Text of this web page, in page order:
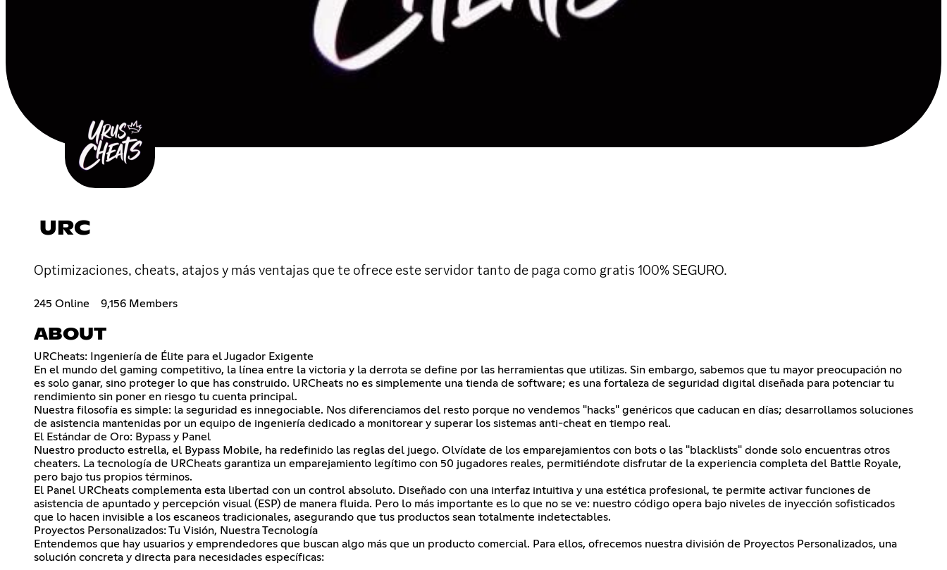
URC
Optimizaciones, cheats, atajos y más ventajas que te ofrece este servidor tanto de paga como gratis 100% SEGURO.
245 Online 9,156 Members
ABOUT
URCheats: Ingeniería de Élite para el Jugador Exigente
En el mundo del gaming competitivo, la línea entre la victoria y la derrota se define por las herramientas que utilizas. Sin embargo, sabemos que tu mayor preocupación no
es solo ganar, sino proteger lo que has construido. URCheats no es simplemente una tienda de software; es una fortaleza de seguridad digital diseñada para potenciar tu
rendimiento sin poner en riesgo tu cuenta principal.
Nuestra filosofía es simple: la seguridad es innegociable. Nos diferenciamos del resto porque no vendemos "hacks" genéricos que caducan en días; desarrollamos soluciones
de asistencia mantenidas por un equipo de ingeniería dedicado a monitorear y superar los sistemas anti-cheat en tiempo real.
El Estándar de Oro: Bypass y Panel
Nuestro producto estrella, el Bypass Mobile, ha redefinido las reglas del juego. Olvídate de los emparejamientos con bots o las "blacklists" donde solo encuentras otros
cheaters. La tecnología de URCheats garantiza un emparejamiento legítimo con 50 jugadores reales, permitiéndote disfrutar de la experiencia completa del Battle Royale,
pero bajo tus propios términos.
El Panel URCheats complementa esta libertad con un control absoluto. Diseñado con una interfaz intuitiva y una estética profesional, te permite activar funciones de
asistencia de apuntado y percepción visual (ESP) de manera fluida. Pero lo más importante es lo que no se ve: nuestro código opera bajo niveles de inyección sofisticados
que lo hacen invisible a los escaneos tradicionales, asegurando que tus productos sean totalmente indetectables.
Proyectos Personalizados: Tu Visión, Nuestra Tecnología
Entendemos que hay usuarios y emprendedores que buscan algo más que un producto comercial. Para ellos, ofrecemos nuestra división de Proyectos Personalizados, una
solución concreta y directa para necesidades específicas: